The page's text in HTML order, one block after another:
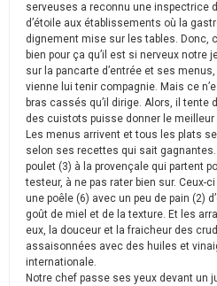
serveuses a reconnu une inspectrice
d’étoile aux établissements où la
dignement mise sur les tables. Donc,
bien pour ça qu’il est si nerveux notre
sur la pancarte d’entrée et ses
vienne lui tenir compagnie. Mais ce
bras cassés qu’il dirige. Alors, il tente
des cuistots puisse donner le meilleur
Les menus arrivent et tous les plats
selon ses recettes qui sait
poulet (3) à la provençale qui partent
testeur, à ne pas rater bien sur. Ceux-
une poêle (6) avec un peu de pain (2)
goût de miel et de la texture. Et les
eux, la douceur et la fraicheur des
assaisonnées avec des huiles et
internationale.
Notre chef passe ses yeux devant un